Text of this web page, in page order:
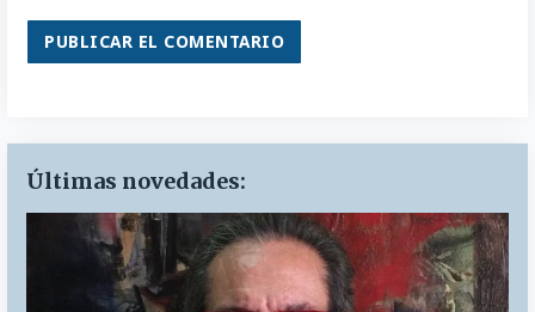
Últimas novedades: